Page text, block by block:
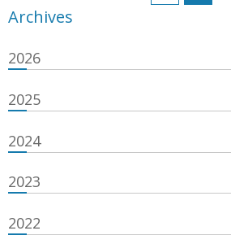
Archives
2026
2025
2024
2023
2022